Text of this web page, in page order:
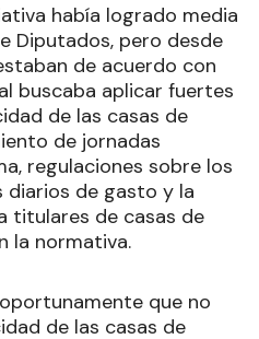
había logrado media
Diputados, pero desde
de acuerdo con
buscaba aplicar fuertes
de las casas de
de jornadas
regulaciones sobre los
diarios de gasto y la
titulares de casas de
la normativa.
que no
de las casas de